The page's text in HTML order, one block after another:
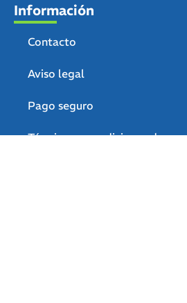
Información
Contacto
Aviso legal
Pago seguro
Términos y condiciones de uso